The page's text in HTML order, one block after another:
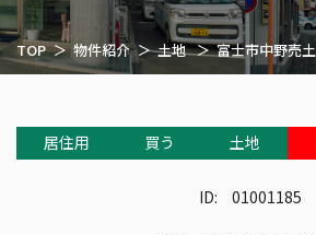
TOP 物件紹介 土地 富士市中野売
居住用 買う 土地
ID: 01001185